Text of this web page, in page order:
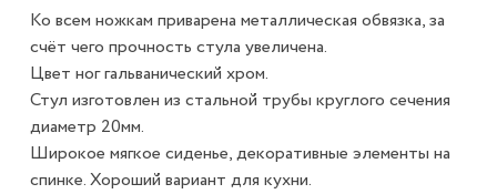
Ко всем ножкам приварена металлическая обвязка, за
счёт чего прочность стула увеличена.
Цвет ног гальванический хром.
Стул изготовлен из стальной трубы круглого сечения
диаметр 20мм.
Широкое мягкое сиденье, декоративные элементы на
спинке. Хороший вариант для кухни.